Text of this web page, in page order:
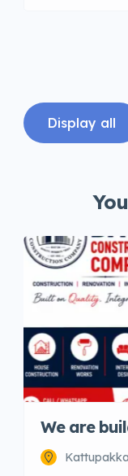
Display all
We are